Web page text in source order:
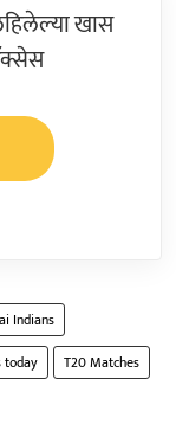
खास
Indians
today T20 Matches